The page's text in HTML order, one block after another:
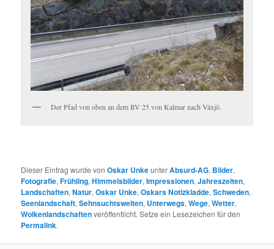
Der Pfad von oben an dem RV 25 von Kalmar nach Växjö.
Dieser Eintrag wurde vonOskar UnkeunterAbsurd-AG, Bilder,
Fotografie,Frühling,Himmelsbilder,Impressionen,Jahreszeiten,
Landschaften,Natur,Oskar Unke,Oskars Notizkladde,Schweden,
Seenlandschaft,Sehnsuchtswelten, Unterwegs,Wege,Wetter,
Wolkenlandschaftenveröffentlicht. Setze ein Lesezeichen für den
Permalink.